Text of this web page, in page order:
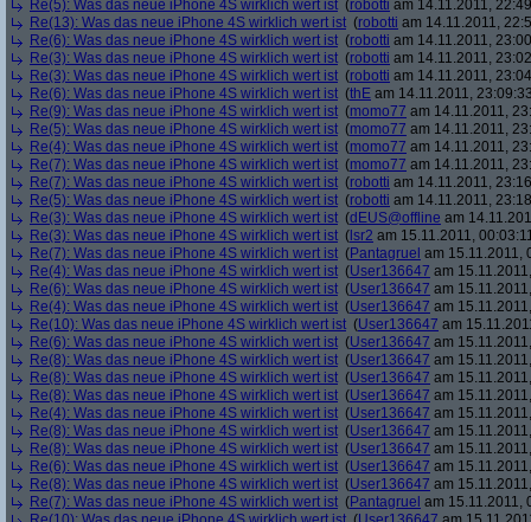
Re(5): Was das neue iPhone 4S wirklich wert ist (robotti am 14.11.2011,
Re(13): Was das neue iPhone 4S wirklich wert ist (robotti am 14.11.2011,
Re(6): Was das neue iPhone 4S wirklich wert ist (robotti am 14.11.2011,
Re(3): Was das neue iPhone 4S wirklich wert ist (robotti am 14.11.2011,
Re(3): Was das neue iPhone 4S wirklich wert ist (robotti am 14.11.2011,
Re(6): Was das neue iPhone 4S wirklich wert ist (thE am 14.11.2011,
Re(9): Was das neue iPhone 4S wirklich wert ist (momo77 am 14.11.2011,
Re(5): Was das neue iPhone 4S wirklich wert ist (momo77 am 14.11.2011,
Re(4): Was das neue iPhone 4S wirklich wert ist (momo77 am 14.11.2011,
Re(7): Was das neue iPhone 4S wirklich wert ist (momo77 am 14.11.2011,
Re(7): Was das neue iPhone 4S wirklich wert ist (robotti am 14.11.2011,
Re(5): Was das neue iPhone 4S wirklich wert ist (robotti am 14.11.2011,
Re(3): Was das neue iPhone 4S wirklich wert ist (dEUS@offline am
Re(3): Was das neue iPhone 4S wirklich wert ist ( lsr2 am 15.11.2011,
Re(7): Was das neue iPhone 4S wirklich wert ist (Pantagruel am 15.11.2011,
Re(4): Was das neue iPhone 4S wirklich wert ist (User136647 am
Re(6): Was das neue iPhone 4S wirklich wert ist (User136647 am
Re(4): Was das neue iPhone 4S wirklich wert ist (User136647 am
Re(10): Was das neue iPhone 4S wirklich wert ist (User136647 am
Re(6): Was das neue iPhone 4S wirklich wert ist (User136647 am
Re(8): Was das neue iPhone 4S wirklich wert ist (User136647 am
Re(8): Was das neue iPhone 4S wirklich wert ist (User136647 am
Re(8): Was das neue iPhone 4S wirklich wert ist (User136647 am
Re(4): Was das neue iPhone 4S wirklich wert ist (User136647 am
Re(8): Was das neue iPhone 4S wirklich wert ist (User136647 am
Re(8): Was das neue iPhone 4S wirklich wert ist (User136647 am
Re(6): Was das neue iPhone 4S wirklich wert ist (User136647 am
Re(8): Was das neue iPhone 4S wirklich wert ist (User136647 am
Re(7): Was das neue iPhone 4S wirklich wert ist (Pantagruel am 15.11.2011,